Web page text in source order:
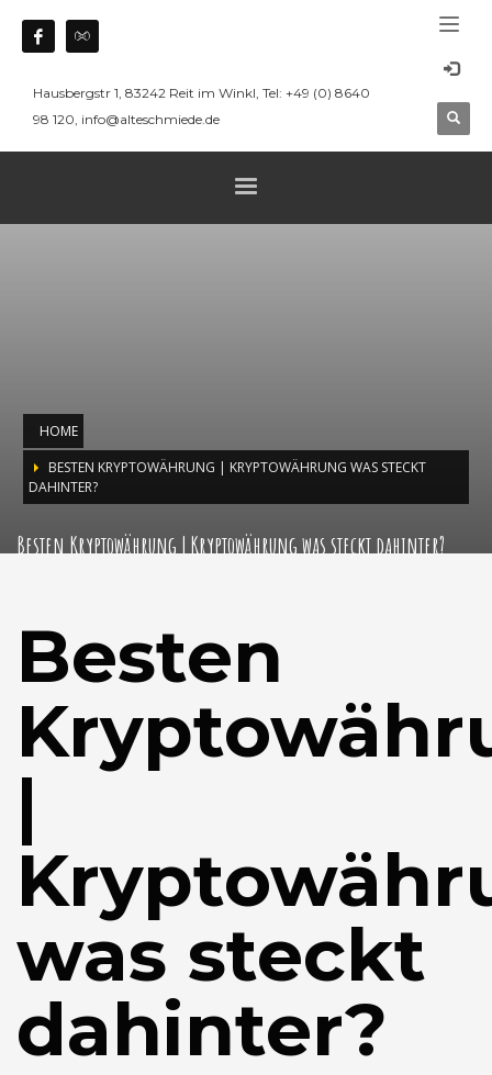
Hausbergstr 1, 83242 Reit im Winkl, Tel: +49 (0) 8640
98 120, info@alteschmiede.de
HOME
BESTEN KRYPTOWÄHRUNG | KRYPTOWÄHRUNG WAS STECKT
DAHINTER?
Besten Kryptowährung | Kryptowährung was steckt dahinter?
Besten
|
was steckt
dahinter?